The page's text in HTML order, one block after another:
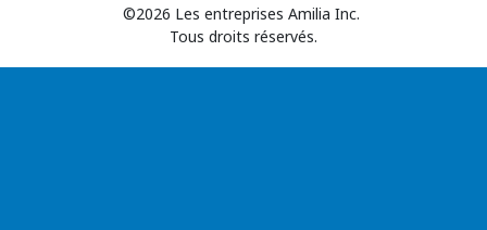
©2026 Les entreprises Amilia Inc.
Tous droits réservés.